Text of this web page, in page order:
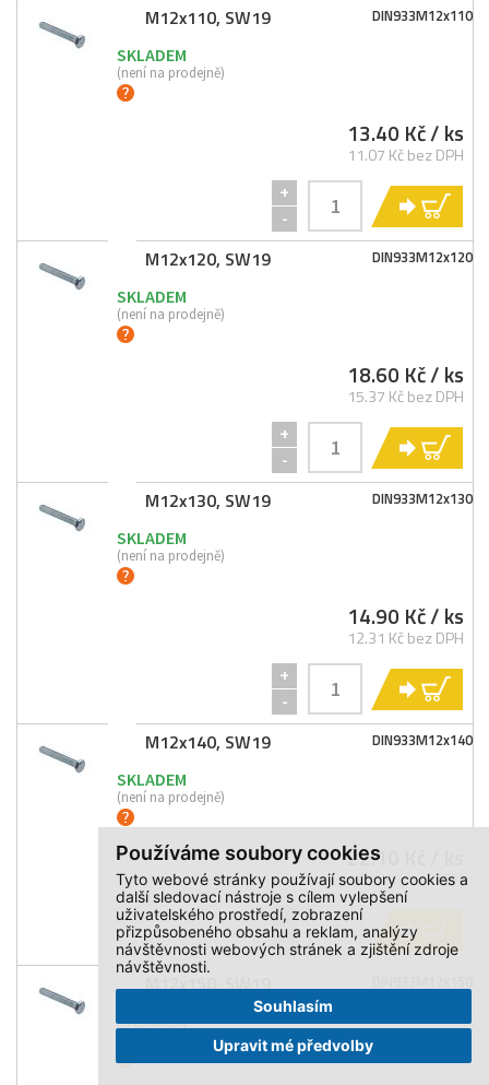
Používáme soubory cookies
Tyto webové stránky používají soubory cookies a
další sledovací nástroje s cílem vylepšení
uživatelského prostředí, zobrazení
přizpůsobeného obsahu a reklam, analýzy
návštěvnosti webových stránek a zjištění zdroje
návštěvnosti.
Souhlasím
Upravit mé předvolby
DIN933M12x110
M12x110, SW19
SKLADEM
(není na prodejně)
13.40 Kč/ ks
11.07 Kč bez DPH
+
-
DIN933M12x120
M12x120, SW19
SKLADEM
(není na prodejně)
18.60 Kč/ ks
15.37 Kč bez DPH
+
-
DIN933M12x130
M12x130, SW19
SKLADEM
(není na prodejně)
14.90 Kč/ ks
12.31 Kč bez DPH
+
-
DIN933M12x140
M12x140, SW19
SKLADEM
(není na prodejně)
22.10 Kč
18.26 Kč bez DPH
+
-
M12x150, SW19
SKLADEM
(není na prodejně)